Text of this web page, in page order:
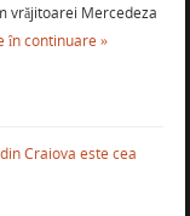
vrăjitoarei Mercedeza
în continuare »
Craiova este cea